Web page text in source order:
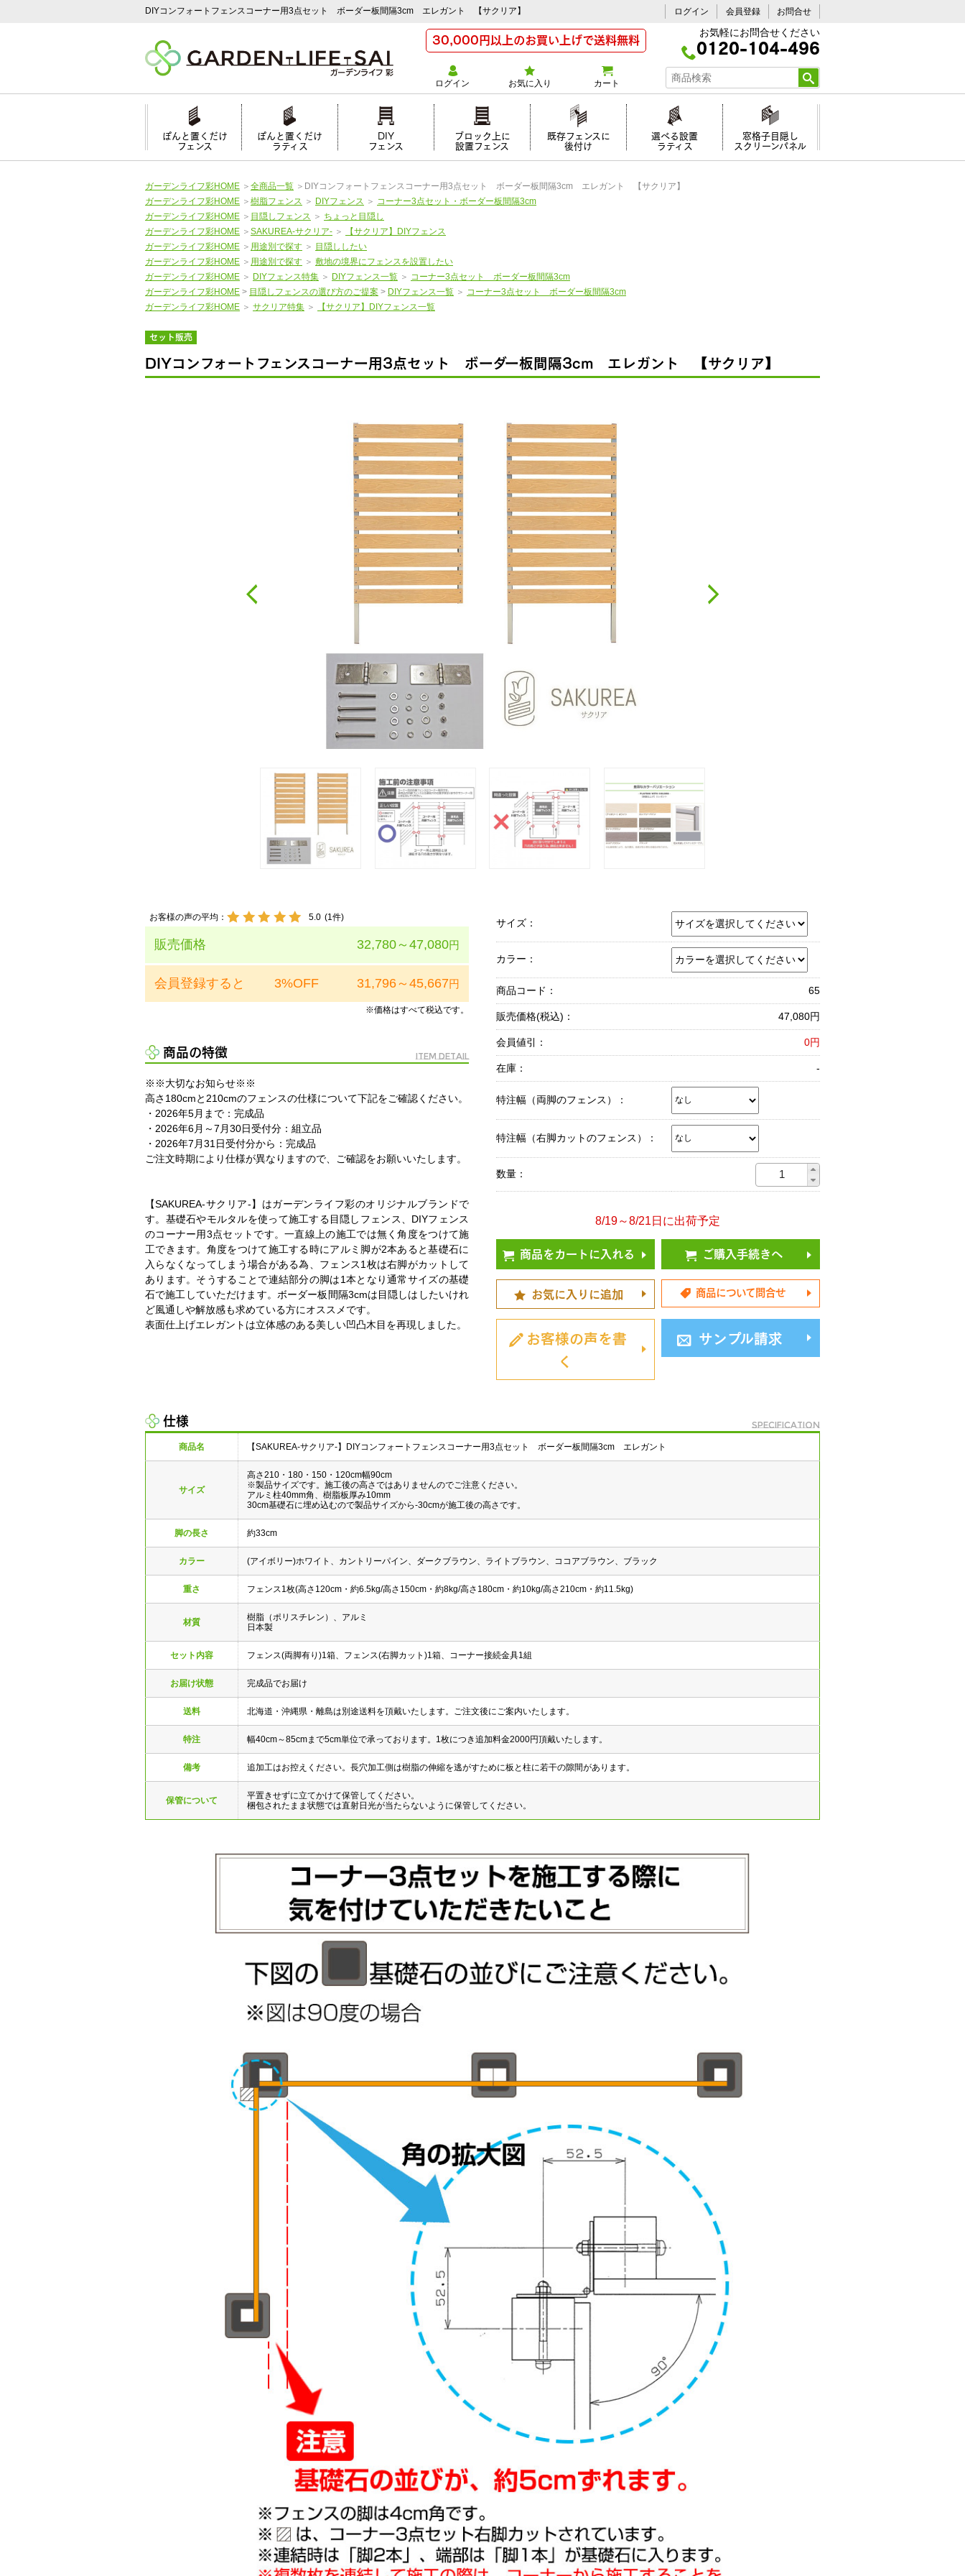
DIYコンフォートフェンスコーナー用3点セット ボーダー板間隔3cm エレガント 【サクリア】 ログイン 会員登録 お問合せ
30,000円以上のお買い上げで送料無料 お気軽にお問合せください
0120-104-496
ログイン お気に入り カート
ぽんと置くだけ
フェンス
ぽんと置くだけ
ラティス
DIY
フェンス
ブロック上に
設置フェンス
既存フェンスに
後付け
選べる設置
ラティス
窓格子目隠し
スクリーンパネル
ガーデンライフ彩HOME ＞ 全商品一覧 ＞ DIYコンフォートフェンスコーナー用3点セット ボーダー板間隔3cm エレガント 【サクリア】
ガーデンライフ彩HOME ＞ 樹脂フェンス ＞ DIYフェンス ＞ コーナー3点セット・ボーダー板間隔3cm
ガーデンライフ彩HOME ＞ 目隠しフェンス ＞ ちょっと目隠し
ガーデンライフ彩HOME ＞ SAKUREA-サクリア- ＞
【サクリア】DIYフェンス
ガーデンライフ彩HOME ＞ 用途別で探す ＞ 目隠ししたい
ガーデンライフ彩HOME ＞ 用途別で探す ＞ 敷地の境界にフェンスを設置したい
ガーデンライフ彩HOME ＞ DIYフェンス特集 ＞ DIYフェンス一覧 ＞ コーナー3点セット ボーダー板間隔3cm
ガーデンライフ彩HOME > 目隠しフェンスの選び方のご提案 > DIYフェンス一覧 ＞ コーナー3点セット ボーダー板間隔3cm
ガーデンライフ彩HOME ＞ サクリア特集 ＞ 【サクリア】DIYフェンス一覧
セット販売
DIYコンフォートフェンスコーナー用3点セット ボーダー板間隔3cm エレガント 【サクリア】
お客様の声の平均： 5.0 (1件)
販売価格 32,780～47,080円
会員登録すると 3%OFF 31,796～45,667円
※価格はすべて税込です。
商品の特徴 Item Detail
※※大切なお知らせ※※
高さ180cmと210cmのフェンスの仕様について下記をご確認ください。
・2026年5月まで：完成品
・2026年6月～7月30日受付分：組立品
・2026年7月31日受付分から：完成品
ご注文時期により仕様が異なりますので、ご確認をお願いいたします。
【SAKUREA-サクリア-】はガーデンライフ彩のオリジナルブランドで
す。基礎石やモルタルを使って施工する目隠しフェンス、DIYフェンス
のコーナー用3点セットです。一直線上の施工では無く角度をつけて施
工できます。角度をつけて施工する時にアルミ脚が2本あると基礎石に
入らなくなってしまう場合がある為、フェンス1枚は右脚がカットして
あります。そうすることで連結部分の脚は1本となり通常サイズの基礎
石で施工していただけます。ボーダー板間隔3cmは目隠しはしたいけれ
ど風通しや解放感も求めている方にオススメです。
表面仕上げエレガントは立体感のある美しい凹凸木目を再現しました。
サイズ：
カラー：
商品コード： 65
販売価格(税込)： 47,080円
会員値引： 0円
在庫： -
特注幅（両脚のフェンス）：
特注幅（右脚カットのフェンス）：
数量：
8/19～8/21日に出荷予定
商品をカートに入れる ご購入手続きへ
お気に入りに追加 商品について問合せ
お客様の声を書
く
サンプル請求
仕様 specification
商品名 【SAKUREA-サクリア-】DIYコンフォートフェンスコーナー用3点セット ボーダー板間隔3cm エレガント
サイズ
高さ210・180・150・120cm幅90cm
※製品サイズです。施工後の高さではありませんのでご注意ください。
アルミ柱40mm角、樹脂板厚み10mm
30cm基礎石に埋め込むので製品サイズから-30cmが施工後の高さです。
脚の長さ 約33cm
カラー (アイボリー)ホワイト、カントリーパイン、ダークブラウン、ライトブラウン、ココアブラウン、ブラック
重さ フェンス1枚(高さ120cm・約6.5kg/高さ150cm・約8kg/高さ180cm・約10kg/高さ210cm・約11.5kg)
材質
樹脂（ポリスチレン）、アルミ
日本製
セット内容 フェンス(両脚有り)1箱、フェンス(右脚カット)1箱、コーナー接続金具1組
お届け状態 完成品でお届け
送料 北海道・沖縄県・離島は別途送料を頂戴いたします。ご注文後にご案内いたします。
特注 幅40cm～85cmまで5cm単位で承っております。1枚につき追加料金2000円頂戴いたします。
備考 追加工はお控えください。長穴加工側は樹脂の伸縮を逃がすために板と柱に若干の隙間があります。
保管について
平置きせずに立てかけて保管してください。
梱包されたまま状態では直射日光が当たらないように保管してください。